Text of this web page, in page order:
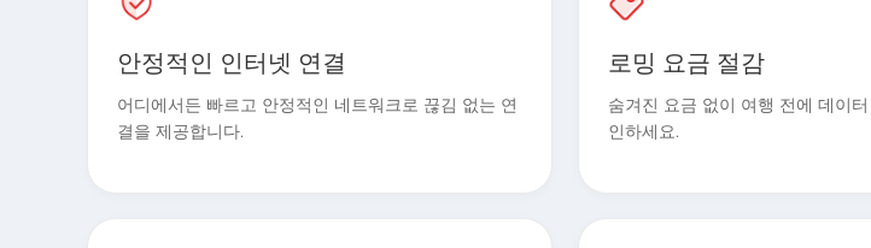
안정적인 인터넷 연결
어디에서든 빠르고 안정적인 네트워크로 끊김 없는 연
결을 제공합니다.
로밍 요금 절감
숨겨진 요금 없이 여행 전에 데이
인하세요.